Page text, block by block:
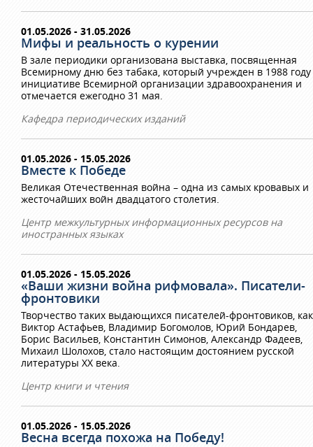
01.05.2026 - 31.05.2026
Мифы и реальность о курении
В зале периодики организована выставка, посвященная
Всемирному дню без табака, который учрежден в 1988
инициативе Всемирной организации здравоохранения и
отмечается ежегодно 31 мая.
Кафедра периодических изданий
01.05.2026 - 15.05.2026
Вместе к Победе
Великая Отечественная война – одна из самых кровавых и
жесточайших войн двадцатого столетия.
Центр межкультурных информационных ресурсов на
иностранных языках
01.05.2026 - 15.05.2026
«Ваши жизни война рифмовала». Писатели-
фронтовики
Творчество таких выдающихся писателей-фронтовиков, как
Виктор Астафьев, Владимир Богомолов, Юрий Бондарев,
Борис Васильев, Константин Симонов, Александр Фадеев,
Михаил Шолохов, стало настоящим достоянием русской
литературы XX века.
Центр книги и чтения
01.05.2026 - 15.05.2026
Весна всегда похожа на Победу!